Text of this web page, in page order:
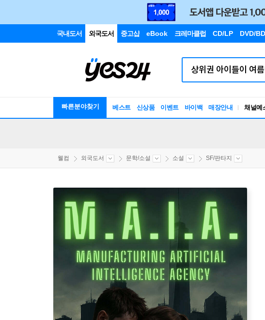
국내도서 외국도서 중고샵 eBook 크레마클럽 CD/LP DVD/BD
빠른분야찾기 베스트 신상품 이벤트 바이백 매장안내 채널예
웰컴 외국도서 문학/소설 소설 SF/판타지